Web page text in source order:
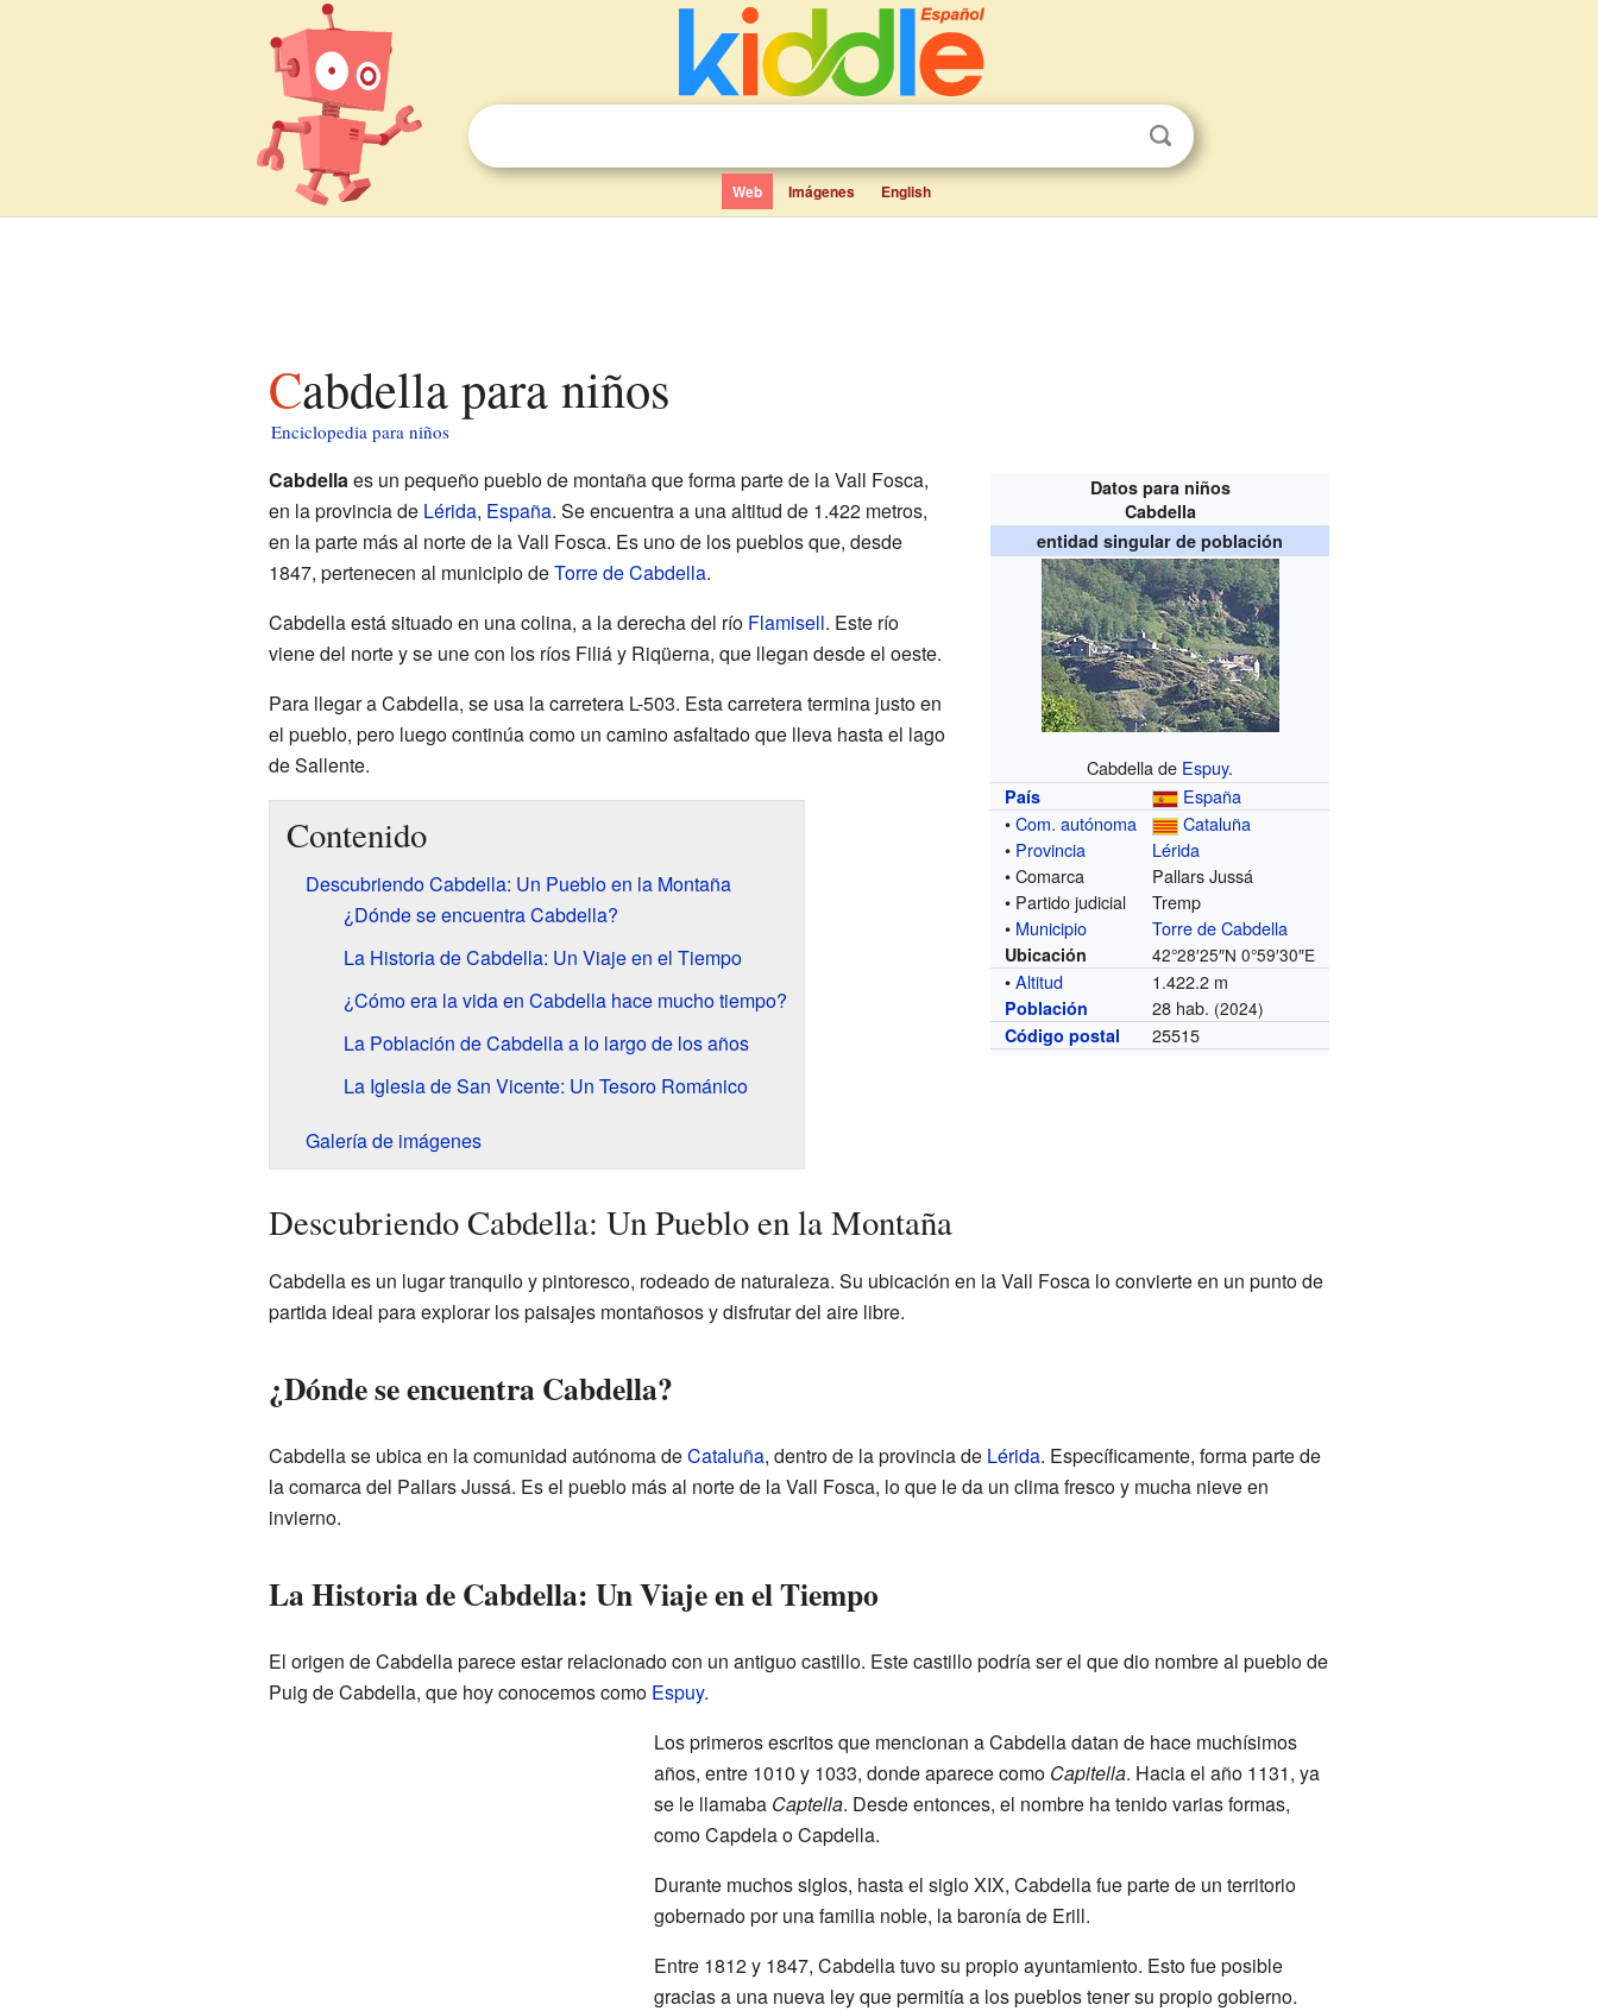
Web Imágenes English
Cabdella para niños
Enciclopedia para niños
Datos para niños
Cabdella
entidad singular de población
Cabdella de Espuy.
País
España
•Com. autónoma
Cataluña
• Provincia
Lérida
• Comarca
Pallars Jussá
• Partido judicial
Tremp
• Municipio Torre de Cabdella
Ubicación 42°28′25″N 0°59′30″E
•Altitud 1.422.2 m
Población 28 hab. (2024)
Código postal
25515
Cabdellaes un pequeño pueblo de montaña que forma parte de la Vall Fosca,
en la provincia de Lérida, España. Se encuentra a una altitud de 1.422 metros,
en la parte más al norte de la Vall Fosca. Es uno de los pueblos que, desde
1847, pertenecen al municipio deTorre de Cabdella.
Cabdella está situado en una colina, a la derecha del río Flamisell. Este río
viene del norte y se une con los ríos Filiá y Riqüerna, que llegan desde el oeste.
Para llegar a Cabdella, se usa la carretera L-503. Esta carretera termina justo en
el pueblo, pero luego continúa como un camino asfaltado que lleva hasta el lago
de Sallente.
Contenido
Descubriendo Cabdella: Un Pueblo en la Montaña
¿Dónde se encuentra Cabdella?
La Historia de Cabdella: Un Viaje en el Tiempo
¿Cómo era la vida en Cabdella hace mucho tiempo?
La Población de Cabdella a lo largo de los años
La Iglesia de San Vicente: Un Tesoro Románico
Galería de imágenes
Descubriendo Cabdella: Un Pueblo en la Montaña
Cabdella es un lugar tranquilo y pintoresco, rodeado de naturaleza. Su ubicación en la Vall Fosca lo convierte en un punto de
partida ideal para explorar los paisajes montañosos y disfrutar del aire libre.
¿Dónde se encuentra Cabdella?
Cabdella se ubica en la comunidad autónoma deCataluña, dentro de la provincia de Lérida. Específicamente, forma parte de
la comarca del Pallars Jussá. Es el pueblo más al norte de la Vall Fosca, lo que le da un clima fresco y mucha nieve en
invierno.
La Historia de Cabdella: Un Viaje en el Tiempo
El origen de Cabdella parece estar relacionado con un antiguo castillo. Este castillo podría ser el que dio nombre al pueblo de
Puig de Cabdella, que hoy conocemos como Espuy.
Los primeros escritos que mencionan a Cabdella datan de hace muchísimos
años, entre 1010 y 1033, donde aparece como Capitella. Hacia el año 1131, ya
se le llamaba Captella. Desde entonces, el nombre ha tenido varias formas,
como Capdela o Capdella.
Durante muchos siglos, hasta el siglo XIX, Cabdella fue parte de un territorio
gobernado por una familia noble, la baronía de Erill.
Entre 1812 y 1847, Cabdella tuvo su propio ayuntamiento. Esto fue posible
gracias a una nueva ley que permitía a los pueblos tener su propio gobierno.